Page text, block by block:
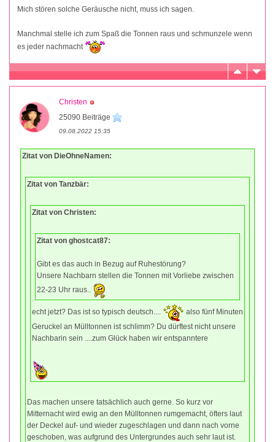
Mich stören solche Geräusche nicht, muss ich sagen.
Manchmal stelle ich zum Spaß die Tonnen raus und schmunzele wenn
es jeder nachmacht
Christen
25090 Beiträge
09.08.2022 15:35
Zitat von DieOhneNamen:
Zitat von Tanzbär:
Zitat von Christen:
Zitat von ghostcat87:
Gibt es das auch in Bezug auf Ruhestörung?
Unsere Nachbarn stellen die Tonnen mit Vorliebe zwischen
22-23 Uhr raus..
echt jetzt? Das ist so typisch deutsch....
also fünf Minuten
Geruckel an Mülltonnen ist schlimm? Du dürftest nicht unsere
Nachbarin sein ....zum Glück haben wir entspanntere
Das machen unsere tatsächlich auch gerne. So kurz vor
Mitternacht wird ewig an den Mülltonnen rumgemacht, öfters laut
der Deckel auf- und wieder zugeschlagen und dann nach vorne
geschoben, was aufgrund des Untergrundes auch sehr laut ist.